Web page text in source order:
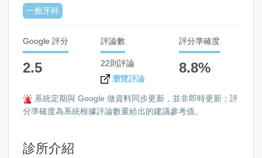
一般牙科
Google 評分
2.5
評論數
22則評論
瀏覽評論
評分準確度
8.8%
系統定期與 Google 做資料同步更新，並非即時更新；評
分準確度為系統根據評論數量給出的建議參考值。
診所介紹